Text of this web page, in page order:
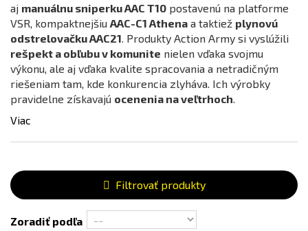
aj manuálnu sniperku AAC T10 postavenú na platforme
VSR, kompaktnejšiu AAC-C1 Athena a taktiež plynovú
odstrelovačku AAC21. Produkty Action Army si vyslúžili
rešpekt a obľubu v komunite nielen vďaka svojmu
výkonu, ale aj vďaka kvalite spracovania a netradičným
riešeniam tam, kde konkurencia zlyháva. Ich výrobky
pravidelne získavajú ocenenia na veľtrhoch.
Viac
Filtrovať produkty
Zoradiť podľa